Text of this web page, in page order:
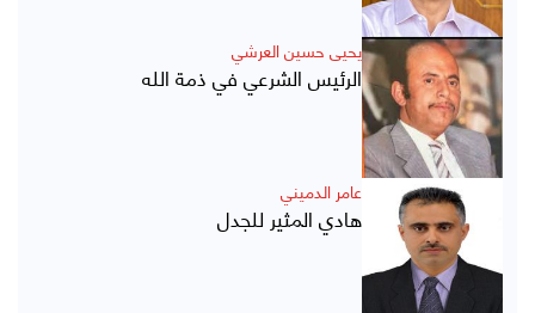
يحيى حسين العرشي
الرئيس الشرعي في ذمة الله
عامر الدميني
هادي المثير للجدل